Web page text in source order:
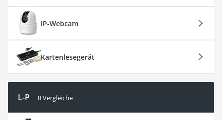
IP-Webcam
Kartenlesegerät
L-P 8 Vergleiche